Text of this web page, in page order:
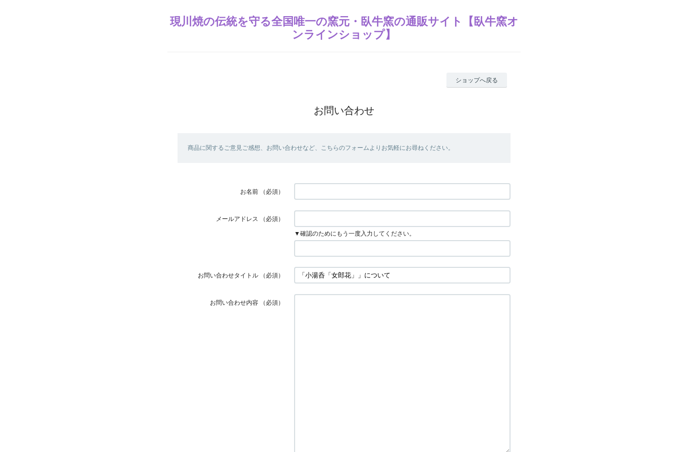
現川焼の伝統を守る全国唯一の窯元・臥牛窯の通販サイト【臥牛窯オ
ンラインショップ】
ショップへ戻る
お問い合わせ
商品に関するご意見ご感想、お問い合わせなど、こちらのフォームよりお気軽にお尋ねください。
お名前 （必須）
メールアドレス （必須）
▼確認のためにもう一度入力してください。
お問い合わせタイトル （必須）
お問い合わせ内容 （必須）